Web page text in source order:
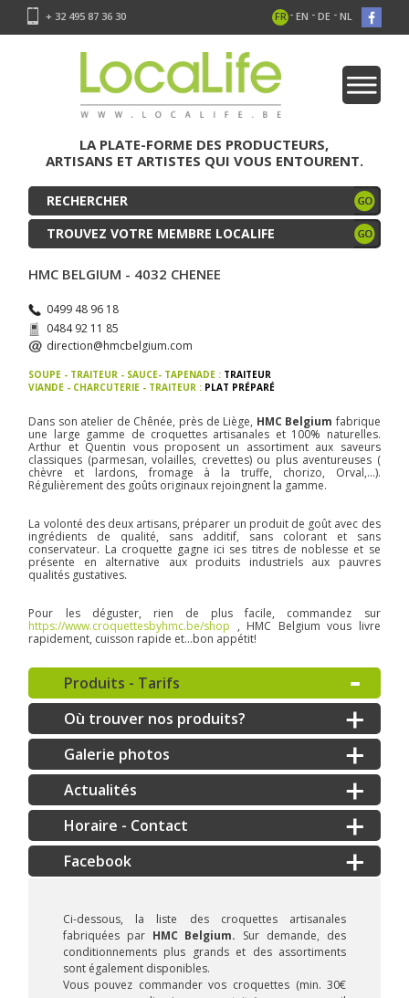
+ 32 495 87 36 30 FR - EN - DE - NL
LA PLATE-FORME DES PRODUCTEURS,
ARTISANS ET ARTISTES QUI VOUS ENTOURENT.
TROUVEZ VOTRE MEMBRE LOCALIFE
HMC BELGIUM - 4032 CHENEE
0499 48 96 18
0484 92 11 85
direction@hmcbelgium.com
SOUPE - TRAITEUR - SAUCE- TAPENADE : TRAITEUR
VIANDE - CHARCUTERIE - TRAITEUR : PLAT PRÉPARÉ
Dans son atelier de Chênée, près de Liège, HMC Belgium fabrique
une large gamme de croquettes artisanales et 100% naturelles.
Arthur et Quentin vous proposent un assortiment aux saveurs
classiques (parmesan, volailles, crevettes) ou plus aventureuses (
chèvre et lardons, fromage à la truffe, chorizo, Orval,...).
Régulièrement des goûts originaux rejoingnent la gamme.
La volonté des deux artisans, préparer un produit de goût avec des
ingrédients de qualité, sans additif, sans colorant et sans
conservateur. La croquette gagne ici ses titres de noblesse et se
présente en alternative aux produits industriels aux pauvres
qualités gustatives.
Pour les déguster, rien de plus facile, commandez sur
https://www.croquettesbyhmc.be/shop , HMC Belgium vous livre
rapidement, cuisson rapide et...bon appétit!
Produits - Tarifs
Où trouver nos produits?
Galerie photos
Actualités
Horaire - Contact
Ci-dessous, la liste des croquettes artisanales
fabriquées par HMC Belgium. Sur demande, des
conditionnements plus grands et des assortiments
sont également disponibles.
Vous pouvez commander vos croquettes (min. 30€